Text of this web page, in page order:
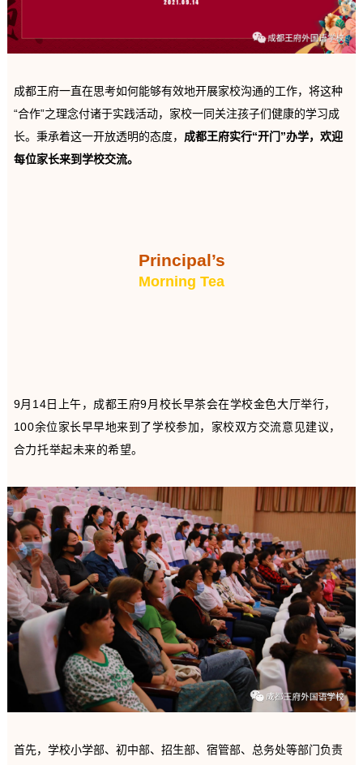
成都王府一直在思考如何能够有效地开展家校沟通的工作，将这种
“合作”之理念付诸于实践活动，家校一同关注孩子们健康的学习成
长。秉承着这一开放透明的态度， 成都王府实行“开门”办学，欢迎
每位家长来到学校交流。
Principal’s
Morning Tea
9月14日上午，成都王府9月校长早茶会在学校金色大厅举行，
100余位家长早早地来到了学校参加，家校双方交流意见建议，
合力托举起未来的希望。
首先，学校小学部、初中部、招生部、宿管部、总务处等部门负责